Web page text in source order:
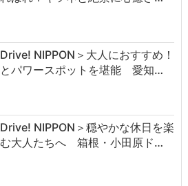
Drive! NIPPON＞大人におすすめ！
パワースポットを堪能 愛知…
Drive! NIPPON＞穏やかな休日を楽
む大人たちへ 箱根・小田原ド…